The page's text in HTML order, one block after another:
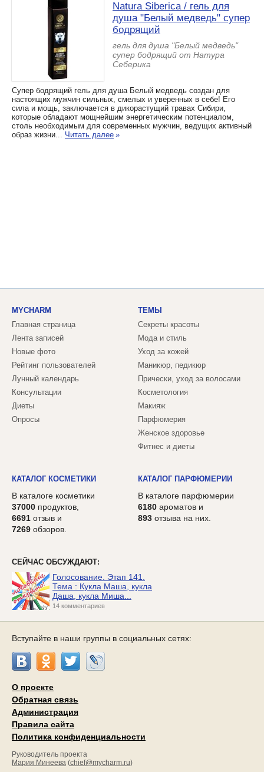
Natura Siberica / гель для
душа "Белый медведь" супер
бодрящий
гель для душа "Белый медведь"
супер бодрящий от Натура
Себерика
Супер бодрящий гель для душа Белый медведь создан для
настоящих мужчин сильных, смелых и уверенных в себе! Его
сила и мощь, заключается в дикорастущий травах Сибири,
которые обладают мощнейшим энергетическим потенциалом,
столь необходимым для современных мужчин, ведущих активный
образ жизни... Читать далее »
MYCHARM
Главная страница
Лента записей
Новые фото
Рейтинг пользователей
Лунный календарь
Консультации
Диеты
Опросы
ТЕМЫ
Секреты красоты
Мода и стиль
Уход за кожей
Маникюр, педикюр
Прически, уход за волосами
Косметология
Макияж
Парфюмерия
Женское здоровье
Фитнес и диеты
КАТАЛОГ КОСМЕТИКИ
В каталоге косметики
37000 продуктов,
6691 отзыв и
7269 обзоров.
КАТАЛОГ ПАРФЮМЕРИИ
В каталоге парфюмерии
6180 ароматов и
893 отзыва на них.
СЕЙЧАС ОБСУЖДАЮТ:
Голосование. Этап 141.
Тема : Кукла Маша, кукла
Даша, кукла Миша...
14 комментариев
Вступайте в наши группы в социальных сетях:
О проекте
Обратная связь
Администрация
Правила сайта
Политика конфиденциальности
Руководитель проекта
Мария Минеева (chief@mycharm.ru)